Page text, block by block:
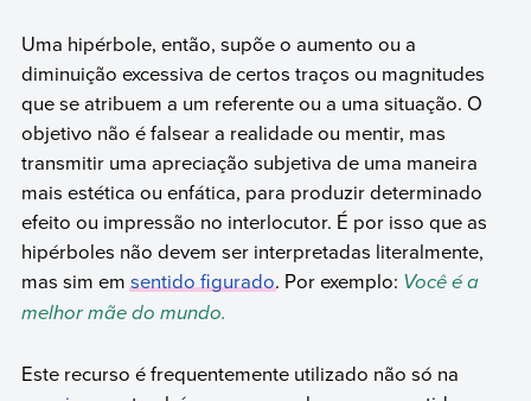
Uma hipérbole, então, supõe o aumento ou a
diminuição excessiva de certos traços ou magnitudes
que se atribuem a um referente ou a uma situação. O
objetivo não é falsear a realidade ou mentir, mas
transmitir uma apreciação subjetiva de uma maneira
mais estética ou enfática, para produzir determinado
efeito ou impressão no interlocutor. É por isso que as
hipérboles não devem ser interpretadas literalmente,
mas sim emsentido figurado. Por exemplo: Você é a
melhor mãe do mundo.
Este recurso é frequentemente utilizado não só na